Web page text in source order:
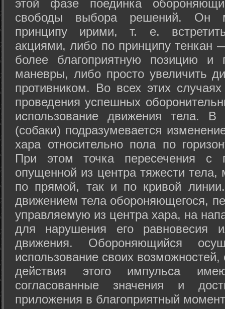
этой фазе поединка
свободы выбора решений. Он
принципу ирими, т. е.
акциями, либо по принципу тенкан
более благоприятную позицию и
маневры, либо просто увеличить
противником. Во всех этих
проведения успешных
использование движения тела.
(собаки) подразумевается
хара относительно пола по
При этом точка пересечения с
опущенной из центра тяжести
по прямой, так и по кривой
движением тела обороняющегося,
управляемую из центра хара, на
для нарушения его равновесия
движения. Обороняющийся
использование своих
действия этого импульса
согласованные значения и
приложения в благоприятный